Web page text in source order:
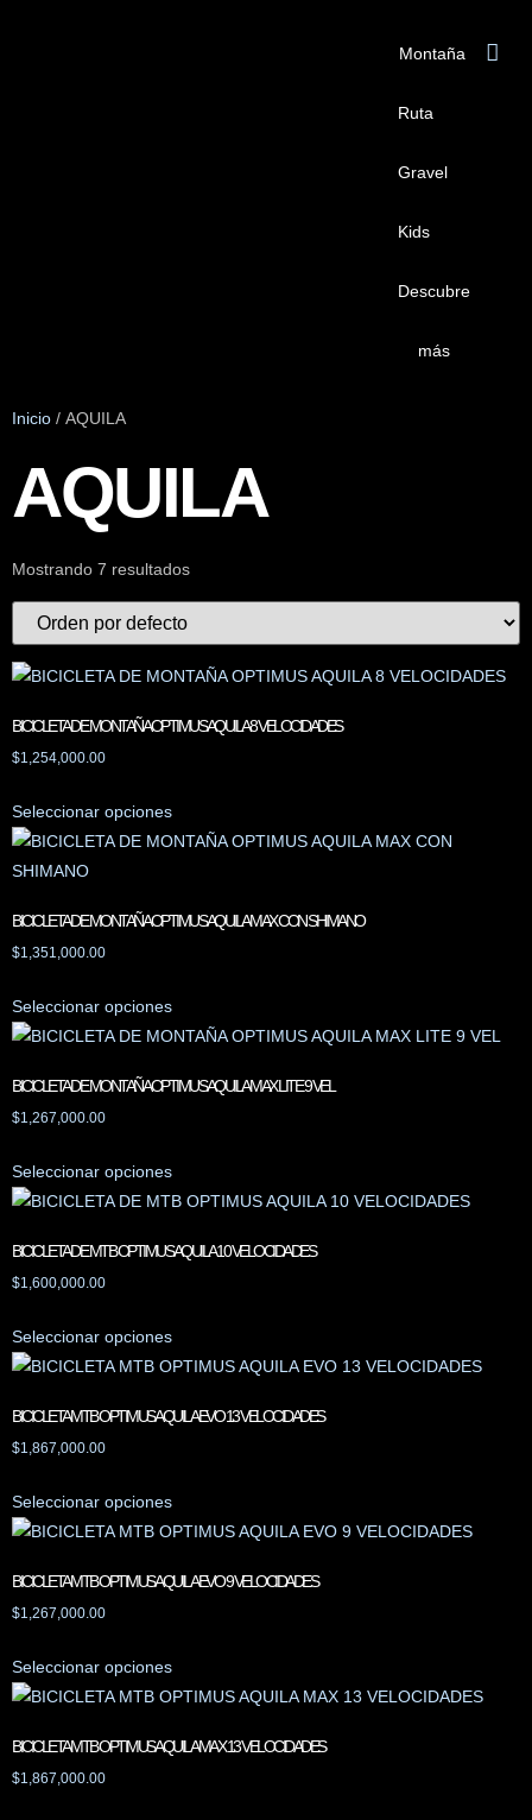
Montaña
Ruta
Gravel
Kids
Descubre
más
Inicio / AQUILA
AQUILA
Mostrando 7 resultados
BICICLETA DE MONTAÑA OPTIMUS AQUILA 8 VELOCIDADES
$1,254,000.00
Seleccionar opciones
BICICLETA DE MONTAÑA OPTIMUS AQUILA MAX CON SHIMANO
$1,351,000.00
Seleccionar opciones
BICICLETA DE MONTAÑA OPTIMUS AQUILA MAX LITE 9 VEL
$1,267,000.00
Seleccionar opciones
BICICLETA DE MTB OPTIMUS AQUILA 10 VELOCIDADES
$1,600,000.00
Seleccionar opciones
BICICLETA MTB OPTIMUS AQUILA EVO 13 VELOCIDADES
$1,867,000.00
Seleccionar opciones
BICICLETA MTB OPTIMUS AQUILA EVO 9 VELOCIDADES
$1,267,000.00
Seleccionar opciones
BICICLETA MTB OPTIMUS AQUILA MAX 13 VELOCIDADES
$1,867,000.00